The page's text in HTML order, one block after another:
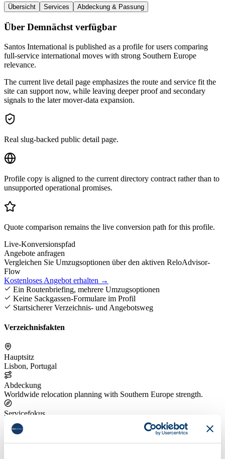
Übersicht Services Abdeckung & Passung
Über Demnächst verfügbar
Santos International is published as a profile for users comparing
full-service international moves with strong Southern Europe
relevance.
The current live detail page emphasizes the route and service fit the
site can support now, while leaving deeper proof and secondary
signals to the later mover-data expansion.
Real slug-backed public detail page.
Profile copy is aligned to the current directory contract rather than to
unsupported operational promises.
Quote comparison remains the live conversion path for this profile.
Live-Konversionspfad
Angebote anfragen
Vergleichen Sie Umzugsoptionen über den aktiven ReloAdvisor-
Flow
Kostenloses Angebot erhalten →
Ein Routenbriefing, mehrere Umzugsoptionen
Keine Sackgassen-Formulare im Profil
Startsicherer Verzeichnis- und Angebotsweg
Verzeichnisfakten
Hauptsitz
Lisbon, Portugal
Abdeckung
Worldwide relocation planning with Southern Europe strength.
Servicefokus
Useful for full-service overseas relocations and expat-oriented
moves.